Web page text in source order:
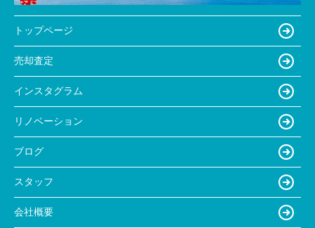
トップページ
売却査定
インスタグラム
リノベーション
ブログ
スタッフ
会社概要